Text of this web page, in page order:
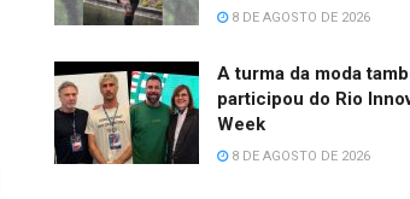
8 DE AGOSTO DE 2026
A turma da moda
participou do Rio
Week
8 DE AGOSTO DE 2026